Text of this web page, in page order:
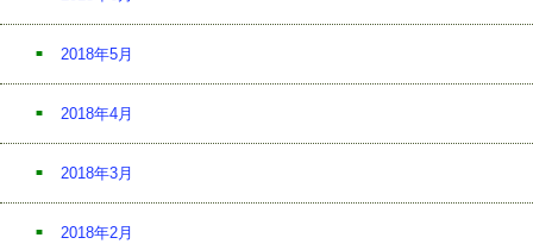
2018年5月
2018年4月
2018年3月
2018年2月